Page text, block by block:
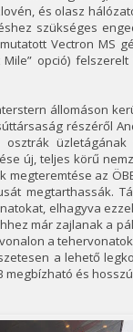
és olasz
szükséges
Vectron MS
opció)
állomáson
részéről
új, teljes körű
az
megtarthassák.
elhagyva
már zajlanak a
a
a lehető
megbízható és